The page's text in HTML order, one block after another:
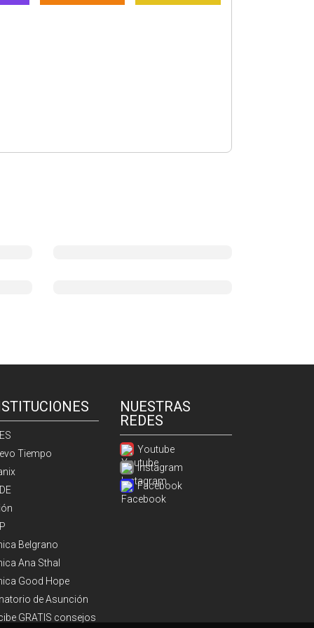
Tiempo
Belgrano
Ana Sthal
Good Hope
de Asunción
GRATIS consejos
NUESTRAS
REDES
Youtube
Instagram
Facebook